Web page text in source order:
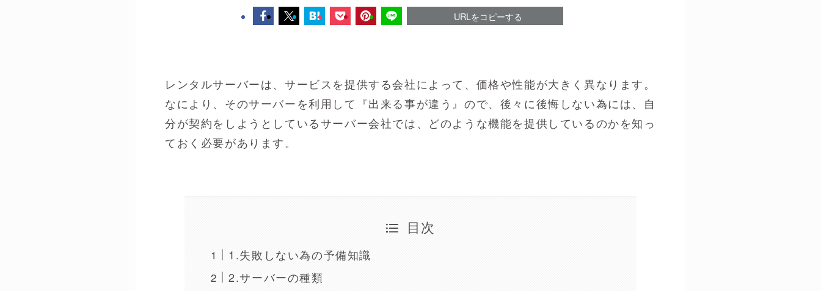
URLをコピーする
レンタルサーバーは、サービスを提供する会社によって、価格や性能が大きく異なります。
なにより、そのサーバーを利用して『出来る事が違う』ので、後々に後悔しない為には、自
分が契約をしようとしているサーバー会社では、どのような機能を提供しているのかを知っ
ておく必要があります。
目次
1.失敗しない為の予備知識
2.サーバーの種類